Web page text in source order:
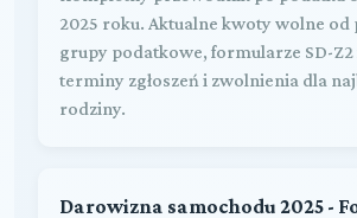
2025 roku. Aktualne kwoty wolne od
grupy podatkowe, formularze SD-Z2
terminy zgłoszeń i zwolnienia dla
rodziny.
Darowizna samochodu 2025 -